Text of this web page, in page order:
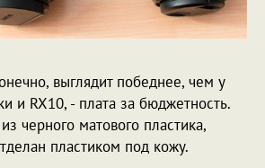
выглядит победнее, чем у
и RX10, - плата за бюджетность.
черного матового пластика,
пластиком под кожу.